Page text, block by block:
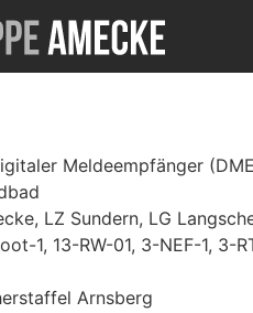
Meldeempfänger
LZ Sundern, LG
1, 13-RW-01, 3-NEF-1, 3-
Arnsberg